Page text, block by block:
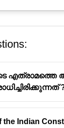
എത്രാമത്തെ
the Indian